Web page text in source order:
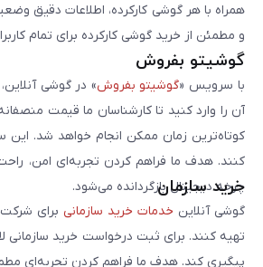
همراه با هر گوشی کارکرده، اطلاعات دقیق
و مطمئن از خرید گوشی کارکرده برای تمام
گوشیتو بفروش
با سرویس «گوشیتو بفروش» در گوشی
آن را وارد کنید تا کارشناسان ما قیمت
کوتاه‌ترین زمان ممکن انجام خواهد شد.
کنند. هدف ما فراهم کردن تجربه‌ای امن،
چرخه دیجیتال بازگردانده می‌شود.
خرید سازمان
گوشی آنلاین خدمات خرید سازمانی برای
تهیه کنند. برای ثبت درخواست خرید سازمانی
پیگیری کند. هدف ما فراهم کردن تجربه‌ای